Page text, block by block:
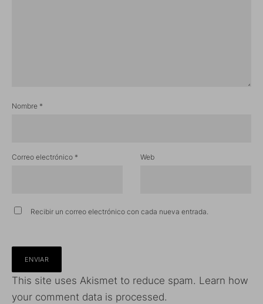
Nombre *
Correo electrónico * Web
Recibir un correo electrónico con cada nueva entrada.
This site uses Akismet to reduce spam. Learn how
your comment data is processed.